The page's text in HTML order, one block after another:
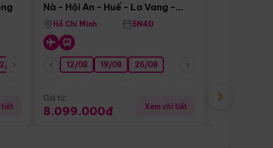
08 26/08 05/09 09/09 12/09
tiết
Nà - Hội An - Huế - La Vang -
Động Thiên Đường
Hồ Chí Minh 5N4Đ
12/08 19/08 26/08
Giá từ:
8.099.000đ Xem chi tiết
Giá từ:
›